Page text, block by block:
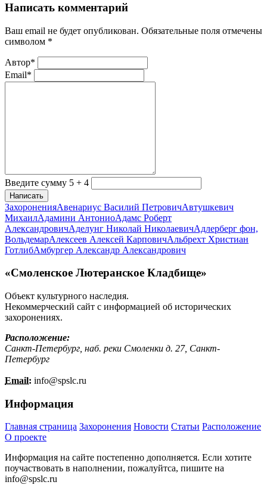
Написать комментарий
Ваш email не будет опубликован. Обязательные поля отмечены
символом *
Автор*
Email*
Введите сумму 5 + 4
Написать
ЗахороненияАвенариус Василий ПетровичАвтушкевич
МихаилАдамини АнтониоАдамс Роберт
АлександровичАделунг Николай НиколаевичАдлерберг фон,
ВольдемарАлексеев Алексей КарповичАльбрехт Христиан
ГотлибАмбургер Александр Александрович
«Смоленское Лютеранское Кладбище»
Объект культурного наследия.
Некоммерческий сайт с информацией об исторических
захоронениях.
Расположение:
Санкт-Петербург, наб. реки Смоленки д. 27, Санкт-
Петербург
Email: info@spslc.ru
Информация
Главная страница Захоронения Новости Статьи Расположение
О проекте
Информация на сайте постепенно дополняется. Если хотите
поучаствовать в наполнении, пожалуйтса, пишите на
info@spslc.ru